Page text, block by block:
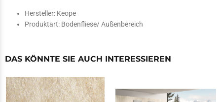
Hersteller: Keope
Produktart: Bodenfliese/ Außenbereich
DAS KÖNNTE SIE AUCH INTERESSIEREN